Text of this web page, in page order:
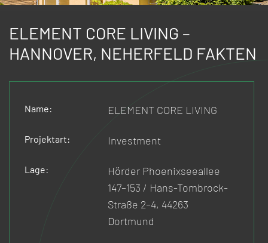
ELEMENT CORE LIVING –
HANNOVER, NEHERFELD FAKTEN
Name: ELEMENT CORE LIVING
Projektart: Investment
Lage:
Hörder Phoenixseeallee
147–153 / Hans-Tombrock-
Straße 2–4, 44263
Dortmund